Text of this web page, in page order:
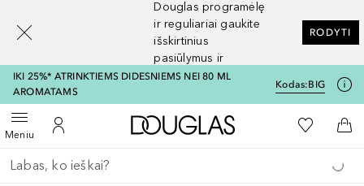
Douglas programėlę
ir reguliariai gaukite
išskirtinius
pasiūlymus ir
nuolaidas
RODYTI
IKI 25%* ATRINKTIEMS DIDESNIEMS NEI 80 ML
AROMATAMS
Kodas:BIG
MeniuAtidaryti meniuĮ mano paskyrą
Į Douglas pagrindinį
Į mano
Į
Grįžk atgal
Vykdykite paiešką
[navigation.slideout.screenreader]